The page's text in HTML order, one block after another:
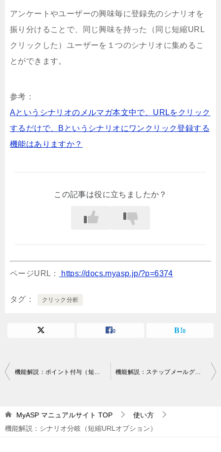
アンケートやユーザーの興味毎に登録先のシナリオを
振り分けることで、同じ興味を持った（同じ短縮URL
クリックした）ユーザーを１つのシナリオに集めるこ
とができます。
参考：
Aというシナリオのメルマガ本文中で、URLをクリック
するだけで、Bというシナリオにワンクリック登録する
機能はありますか？
この記事は役に立ちましたか？
ページURL： https://docs.myasp.jp/?p=6374
タグ クリック分析
0 0
投
ビ
ゲ
機能解説：ポイント付与（短縮URLオプション） 機能解説：ステップメールグループ移動（短縮URLオプション）
MyASP マニュアルサイト TOP
使い方
機能解説：シナリオ分岐（短縮URLオプション）